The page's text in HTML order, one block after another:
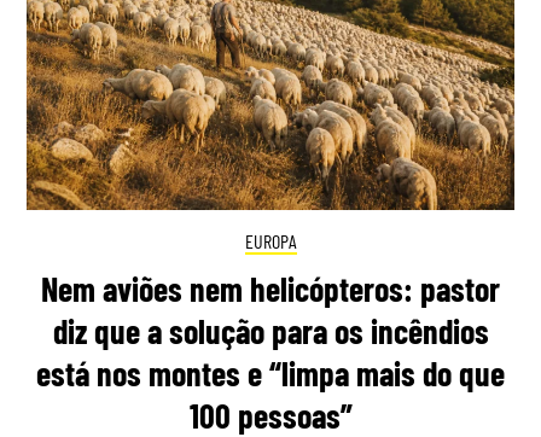
EUROPA
Nem aviões nem helicópteros: pastor
diz que a solução para os incêndios
está nos montes e “limpa mais do que
100 pessoas”